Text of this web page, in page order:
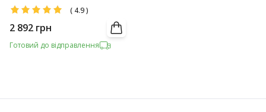
( 4.9)
2 892 грн
Готовий до відправлення